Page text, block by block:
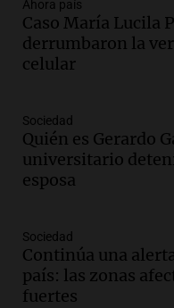
Audio.
El
adelantó su
Viva la Radio
Episodios
en suspenso a
de recaudación
Panorama Federal
Episodios
ayuda por
ostentación
Amamos
Episodios
Ahora país
Caso María Lucila
derrumbaron la
celular
Sociedad
Quién es Gerardo
universitario
esposa
Sociedad
Continúa una
país: las zonas
fuertes